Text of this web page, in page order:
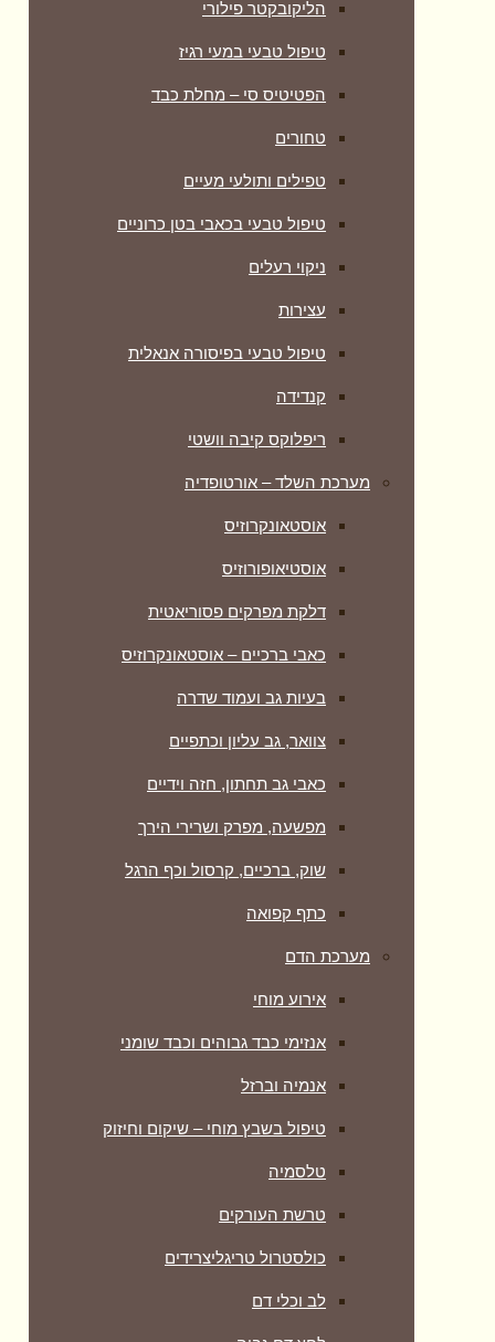
הליקובקטר פילורי
טיפול טבעי במעי רגיז
הפטיטיס סי – מחלת כבד
טחורים
טפילים ותולעי מעיים
טיפול טבעי בכאבי בטן כרוניים
ניקוי רעלים
עצירות
טיפול טבעי בפיסורה אנאלית
קנדידה
ריפלוקס קיבה וושטי
מערכת השלד – אורטופדיה
אוסטאונקרוזיס
אוסטיאופורוזיס
דלקת מפרקים פסוריאטית
כאבי ברכיים – אוסטאונקרוזיס
בעיות גב ועמוד שדרה
צוואר, גב עליון וכתפיים
כאבי גב תחתון, חזה וידיים
מפשעה, מפרק ושרירי הירך
שוק, ברכיים, קרסול וכף הרגל
כתף קפואה
מערכת הדם
אירוע מוחי
אנזימי כבד גבוהים וכבד שומני
אנמיה וברזל
טיפול בשבץ מוחי – שיקום וחיזוק
טלסמיה
טרשת העורקים
כולסטרול טריגליצרידים
לב וכלי דם